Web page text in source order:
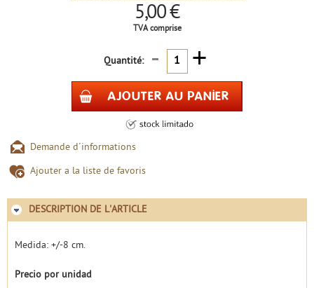
5,00 €
TVA comprise
Quantité: - +
Demande d´informations
Ajouter a la liste de favoris
DESCRIPTION DE L'ARTICLE
Medida: +/-8 cm.
Precio por unidad